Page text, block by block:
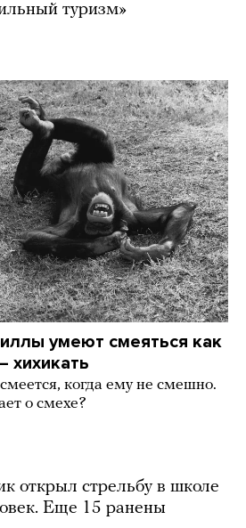
туризм»
умеют смеяться как
когда ему не смешно.
о смехе?
открыл стрельбу в школе
Еще 15 ранены